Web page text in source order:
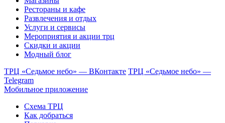
Рестораны и кафе
Развлечения и отдых
Услуги и сервисы
Мероприятия и акции трц
Скидки и акции
Модный блог
ТРЦ «Седьмое небо» — ВКонтакте ТРЦ «Седьмое небо» —
Telegram
Мобильное приложение
Схема ТРЦ
Как добраться